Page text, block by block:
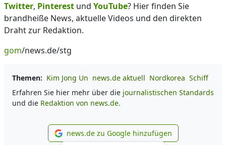
Twitter, Pinterest und YouTube? Hier finden Sie
brandheiße News, aktuelle Videos und den direkten
Draht zur Redaktion.
gom/news.de/stg
Themen: Kim Jong Un news.de aktuell Nordkorea Schiff
Erfahren Sie hier mehr über die journalistischen Standards
und die Redaktion von news.de.
news.de zu Google
news.de zu Google hinzufügen